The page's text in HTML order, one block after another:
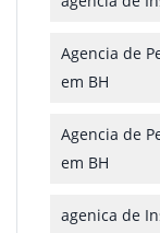
Agencia de
em BH
Agencia de
em BH
agenica de